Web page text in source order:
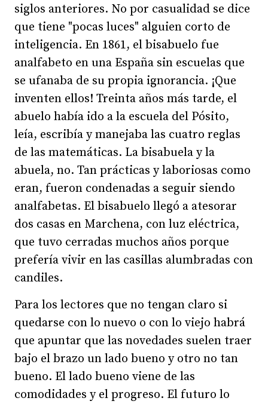
siglos anteriores. No por casualidad se dice
que tiene "pocas luces" alguien corto de
inteligencia. En 1861, el bisabuelo fue
analfabeto en una España sin escuelas que
se ufanaba de su propia ignorancia. ¡Que
inventen ellos! Treinta años más tarde, el
abuelo había ido a la escuela del Pósito,
leía, escribía y manejaba las cuatro reglas
de las matemáticas. La bisabuela y la
abuela, no. Tan prácticas y laboriosas como
eran, fueron condenadas a seguir siendo
analfabetas. El bisabuelo llegó a atesorar
dos casas en Marchena, con luz eléctrica,
que tuvo cerradas muchos años porque
prefería vivir en las casillas alumbradas con
candiles.
Para los lectores que no tengan claro si
quedarse con lo nuevo o con lo viejo habrá
que apuntar que las novedades suelen traer
bajo el brazo un lado bueno y otro no tan
bueno. El lado bueno viene de las
comodidades y el progreso. El futuro lo